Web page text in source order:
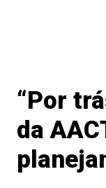
“Por
da